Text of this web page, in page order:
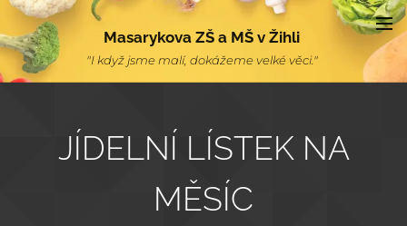
Masarykova ZŠ a MŠ v Žihli
"I když jsme malí, dokážeme velké věci."
JÍDELNÍ LÍSTEK NA
MĚSÍC